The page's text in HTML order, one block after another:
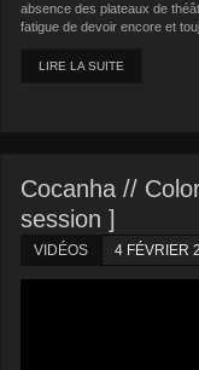
absence des plateaux de
fatigue de devoir encore et
LIRE LA SUITE
Cocanha //
session ]
VIDÉOS 4 FÉVRIER